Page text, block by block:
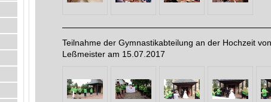
Teilnahme der Gymnastikabteilung an der Hochzeit
Leßmeister am 15.07.2017